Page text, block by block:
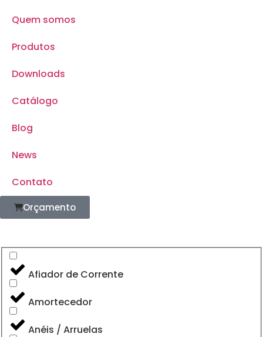
Quem somos
Produtos
Downloads
Catálogo
Blog
News
Contato
Orçamento
Afiador de Corrente
Amortecedor
Anéis / Arruelas